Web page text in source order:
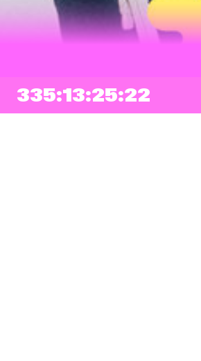
335:13:25:21